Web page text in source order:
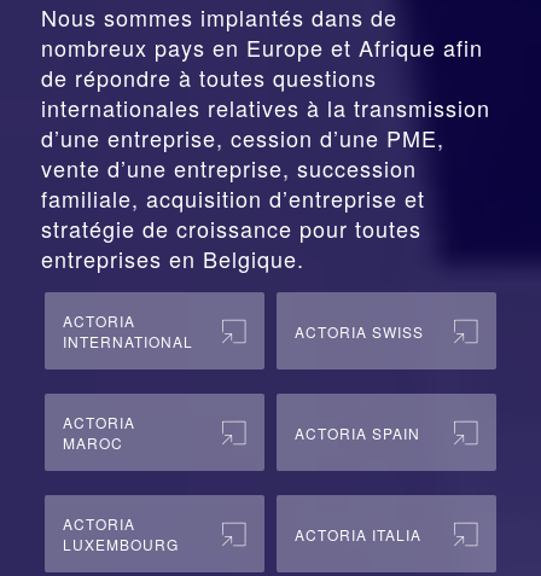
Nous sommes implantés dans de
nombreux pays en Europe et Afrique afin
de répondre à toutes questions
internationales relatives à la transmission
d’une entreprise, cession d’une PME,
vente d’une entreprise, succession
familiale, acquisition d’entreprise et
stratégie de croissance pour toutes
entreprises en Belgique.
ACTORIA
INTERNATIONAL
ACTORIA SWISS
ACTORIA
MAROC
ACTORIA SPAIN
ACTORIA
LUXEMBOURG
ACTORIA ITALIA